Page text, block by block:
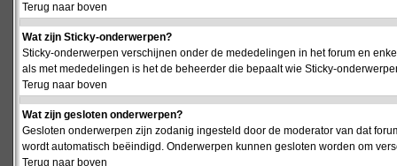
Terug naar boven
Wat zijn Sticky-onderwerpen?
Sticky-onderwerpen verschijnen onder de mededelingen in het forum en
als met mededelingen is het de beheerder die bepaalt wie Sticky-
Terug naar boven
Wat zijn gesloten onderwerpen?
Gesloten onderwerpen zijn zodanig ingesteld door de moderator van dat
wordt automatisch beëindigd. Onderwerpen kunnen gesloten worden om
Terug naar boven